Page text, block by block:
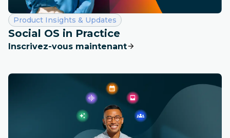
Catégorie :
Product Insights & Updates
Social OS in Practice
Inscrivez-vous maintenant